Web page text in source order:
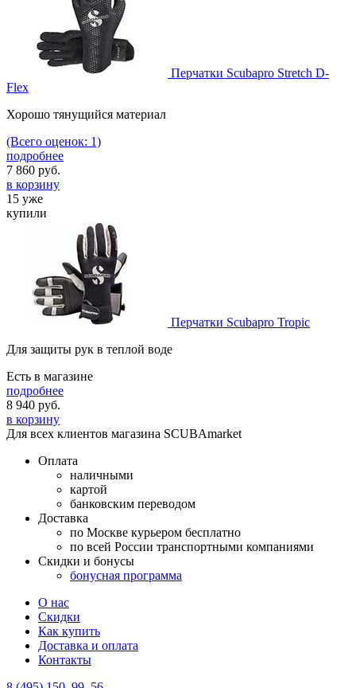
Перчатки Scubapro Stretch D-
Flex
Хорошо тянущийся материал
(Всего оценок: 1)
подробнее
7 860 руб.
в корзину
15 уже
купили
Перчатки Scubapro Tropic
Для защиты рук в теплой воде
Есть в магазине
подробнее
8 940 руб.
в корзину
Для всех клиентов магазина SCUBAmarket
Оплата
наличными
картой
банковским переводом
Доставка
по Москве курьером бесплатно
по всей России транспортными компаниями
Скидки и бонусы
бонусная программа
О нас
Скидки
Как купить
Доставка и оплата
Контакты